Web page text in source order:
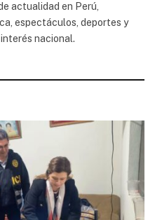
actualidad en Perú,
espectáculos, deportes y
nacional.